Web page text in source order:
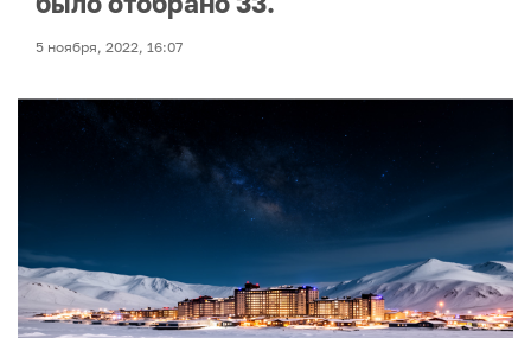
5 ноября, 2022, 16:07